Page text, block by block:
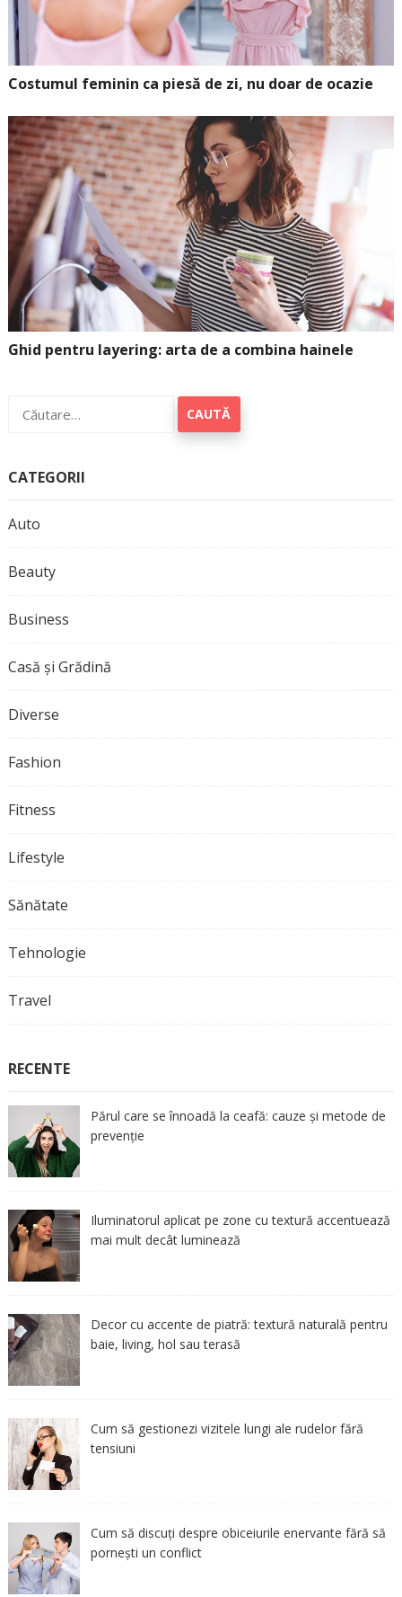
Costumul feminin ca piesă de zi, nu doar de ocazie
Ghid pentru layering: arta de a combina hainele
după:
CATEGORII
Auto
Beauty
Business
Casă și Grădină
Diverse
Fashion
Fitness
Lifestyle
Sănătate
Tehnologie
Travel
RECENTE
Părul care se înnoadă la ceafă: cauze și metode de
prevenție
Iluminatorul aplicat pe zone cu textură accentuează
mai mult decât luminează
Decor cu accente de piatră: textură naturală pentru
baie, living, hol sau terasă
Cum să gestionezi vizitele lungi ale rudelor fără
tensiuni
Cum să discuți despre obiceiurile enervante fără să
pornești un conflict